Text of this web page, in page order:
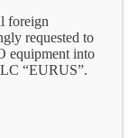
foreign
requested to
equipment into
“EURUS”.